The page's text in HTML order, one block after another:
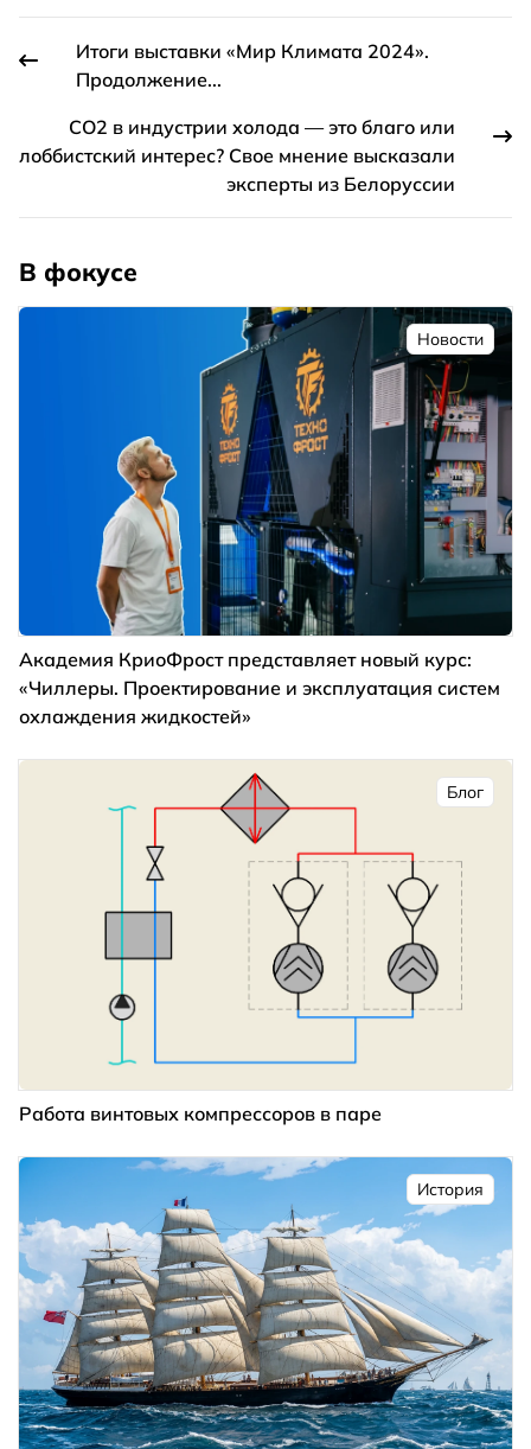
Итоги выставки «Мир Климата 2024».
Продолжение...
СО2 в индустрии холода — это благо или
лоббистский интерес? Свое мнение высказали
эксперты из Белоруссии
В фокусе
Новости
Академия КриоФрост представляет новый курс:
«Чиллеры. Проектирование и эксплуатация систем
охлаждения жидкостей»
Блог
Работа винтовых компрессоров в паре
История